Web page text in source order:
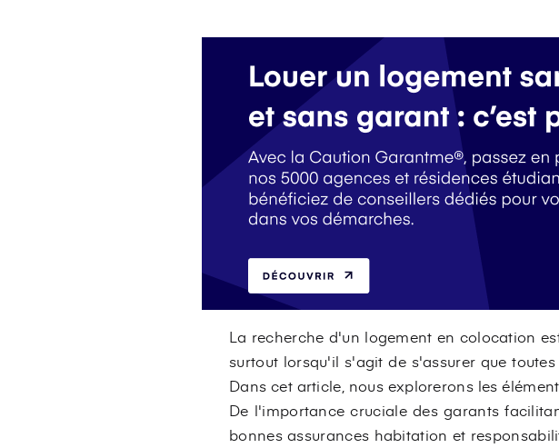
La recherche d'un logement en colocation
surtout lorsqu'il s'agit de s'assurer que
Dans cet article, nous explorerons les
De l'importance cruciale des garants
bonnes assurances habitation et